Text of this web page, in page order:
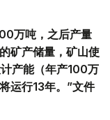
万吨，之后产量
矿产储量，矿山使
产能（年产100万
运行13年。”文件